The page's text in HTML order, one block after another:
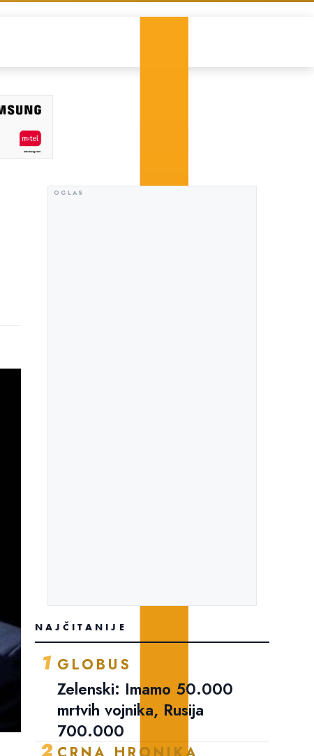
NAJČITANIJE
1 GLOBUS
Zelenski: Imamo 50.000
mrtvih vojnika, Rusija
700.000